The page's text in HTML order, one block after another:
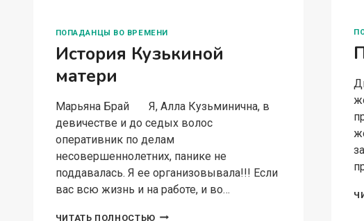
ПОПАДАНЦЫ ВО ВРЕМЕНИ
История Кузькиной
матери
Марьяна Брай Я, Алла Кузьминична, в
девичестве и до седых волос
оперативник по делам
несовершеннолетних, панике не
поддавалась. Я ее организовывала!!! Если
вас всю жизнь и на работе, и во…
ЧИТАТЬ ПОЛНОСТЬЮ ИСТОРИЯ